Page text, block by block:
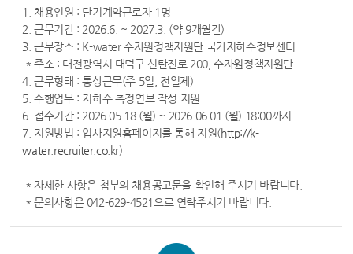
1. 채용인원 : 단기계약근로자 1명
2. 근무기간 : 2026.6. ~ 2027.3. (약 9개월간)
3. 근무장소 : K-water 수자원정책지원단 국가지하수정보센터
* 주소 : 대전광역시 대덕구 신탄진로 200, 수자원정책지원단
4. 근무형태 : 통상근무(주 5일, 전일제)
5. 수행업무 : 지하수 측정연보 작성 지원
6. 접수기간 : 2026.05.18.(월) ~ 2026.06.01.(월) 18:00까지
7. 지원방법 : 입사지원홈페이지를 통해 지원(http://k-
water.recruiter.co.kr)
* 자세한 사항은 첨부의 채용공고문을 확인해 주시기 바랍니다.
* 문의사항은 042-629-4521으로 연락주시기 바랍니다.